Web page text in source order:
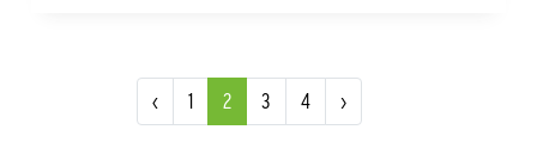
‹ 1 2 3 4 ›